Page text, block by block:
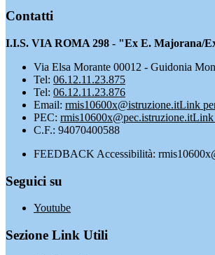
Contatti
I.I.S. VIA ROMA 298 - "Ex E. Majorana/
Via Elsa Morante 00012 - Guidonia
Tel: 06.12.11.23.875
Tel: 06.12.11.23.876
Email: rmis10600x@istruzione.itLink
PEC: rmis10600x@pec.istruzione.itLink
C.F.: 94070400588
FEEDBACK Accessibilità:
Seguici su
Youtube
Sezione Link Utili